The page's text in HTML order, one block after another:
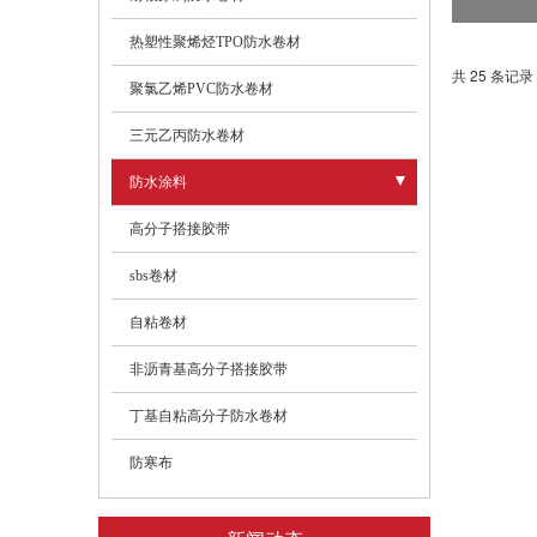
共 25 条记录
热塑性聚烯烃TPO防水卷材
聚氯乙烯PVC防水卷材
三元乙丙防水卷材
防水涂料
- 油性聚氨酯防水涂料
- 水泥基渗透结晶防水涂料
- 喷涂速凝橡胶沥青涂料
- 高聚物改性沥青防水卷材
- 非固化橡胶沥青防水涂料
- 道桥专用防水涂料
高分子搭接胶带
sbs卷材
自粘卷材
非沥青基高分子搭接胶带
丁基自粘高分子防水卷材
防寒布